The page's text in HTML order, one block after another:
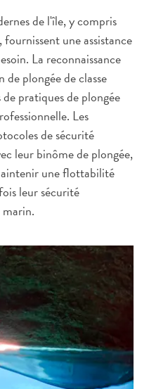
de l'île, y compris
fournissent une assistance
La reconnaissance
plongée de classe
pratiques de plongée
Les
de sécurité
leur binôme de plongée,
une flottabilité
leur sécurité